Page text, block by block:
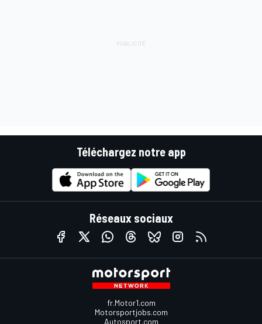
Téléchargez notre app
Réseaux sociaux
fr.Motor1.com
Motorsportjobs.com
Autosport.com